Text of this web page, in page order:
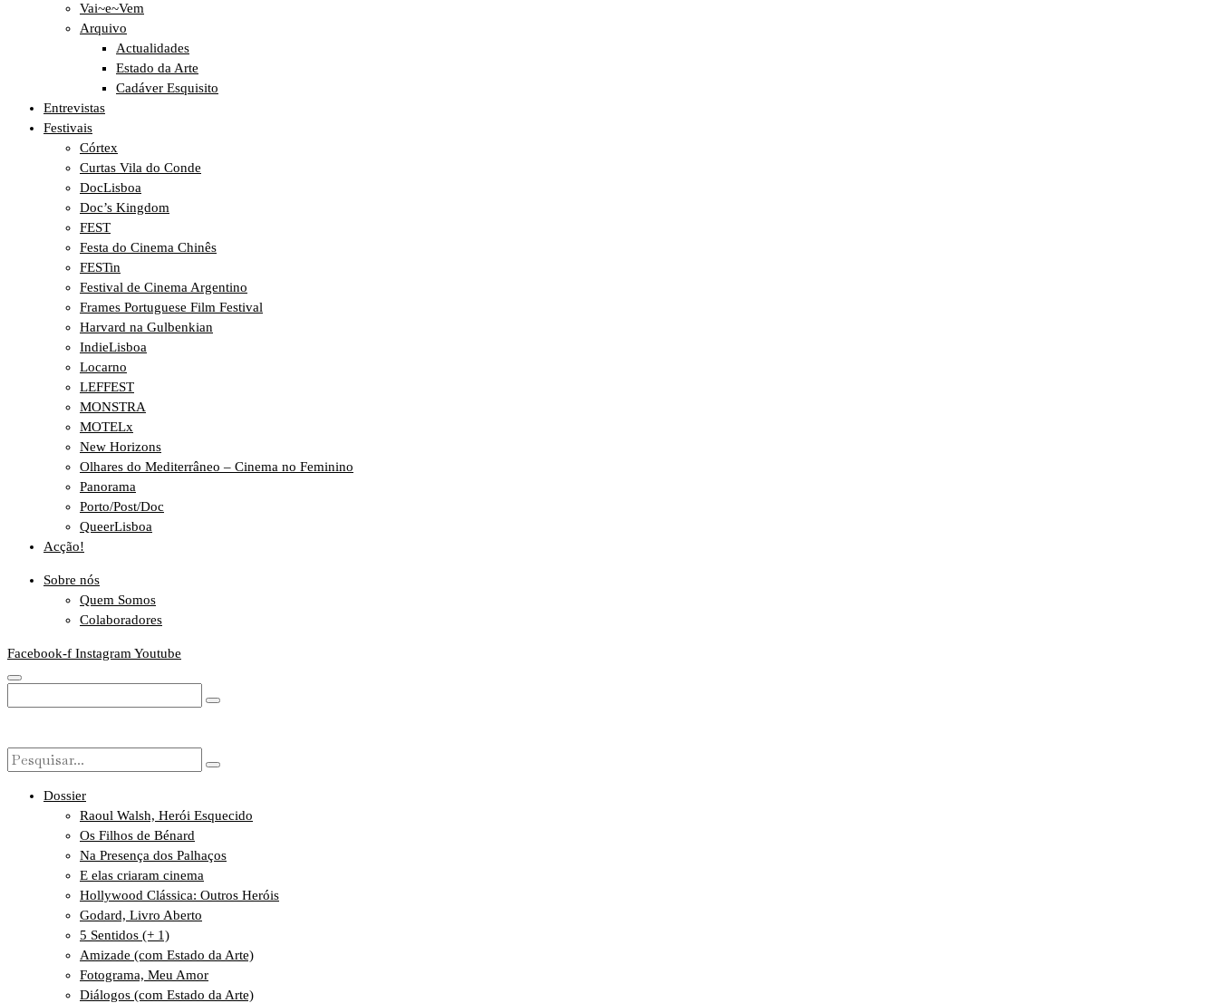
Vai~e~Vem
Arquivo
Actualidades
Estado da Arte
Cadáver Esquisito
Entrevistas
Festivais
Córtex
Curtas Vila do Conde
DocLisboa
Doc’s Kingdom
FEST
Festa do Cinema Chinês
FESTin
Festival de Cinema Argentino
Frames Portuguese Film Festival
Harvard na Gulbenkian
IndieLisboa
Locarno
LEFFEST
MONSTRA
MOTELx
New Horizons
Olhares do Mediterrâneo – Cinema no Feminino
Panorama
Porto/Post/Doc
QueerLisboa
Acção!
Sobre nós
Quem Somos
Colaboradores
Facebook-f Instagram Youtube
Dossier
Raoul Walsh, Herói Esquecido
Os Filhos de Bénard
Na Presença dos Palhaços
E elas criaram cinema
Hollywood Clássica: Outros Heróis
Godard, Livro Aberto
5 Sentidos (+ 1)
Amizade (com Estado da Arte)
Fotograma, Meu Amor
Diálogos (com Estado da Arte)